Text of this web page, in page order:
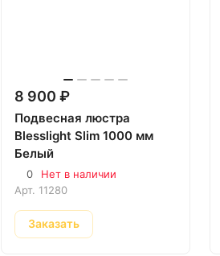
8 900 ₽
Подвесная люстра
Blesslight Slim 1000 мм
Белый
0
Нет в наличии
Арт. 11280
Заказать